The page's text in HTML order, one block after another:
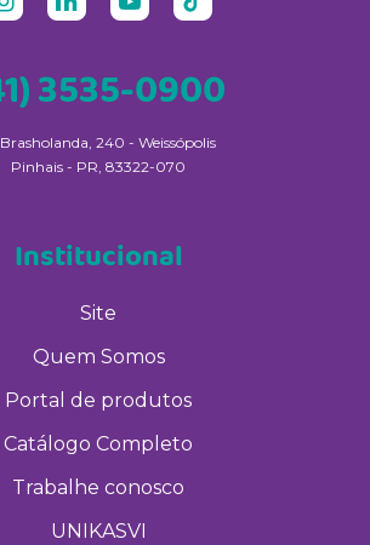
3535-0900
240 - Weissópolis
Pinhais - PR, 83322-070
Institucional
Site
Quem Somos
Portal de produtos
Catálogo Completo
Trabalhe conosco
UNIKASVI